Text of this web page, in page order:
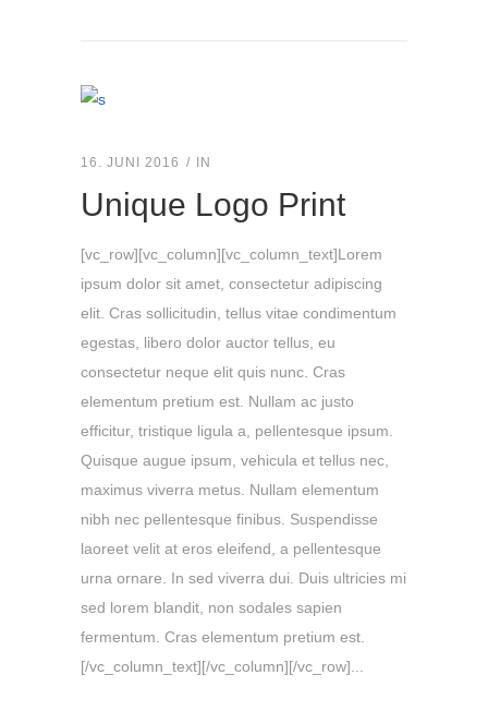
16. JUNI 2016 IN
Unique Logo Print
[vc_row][vc_column][vc_column_text]Lorem
ipsum dolor sit amet, consectetur adipiscing
elit. Cras sollicitudin, tellus vitae condimentum
egestas, libero dolor auctor tellus, eu
consectetur neque elit quis nunc. Cras
elementum pretium est. Nullam ac justo
efficitur, tristique ligula a, pellentesque ipsum.
Quisque augue ipsum, vehicula et tellus nec,
maximus viverra metus. Nullam elementum
nibh nec pellentesque finibus. Suspendisse
laoreet velit at eros eleifend, a pellentesque
urna ornare. In sed viverra dui. Duis ultricies mi
sed lorem blandit, non sodales sapien
fermentum. Cras elementum pretium est.
[/vc_column_text][/vc_column][/vc_row]...